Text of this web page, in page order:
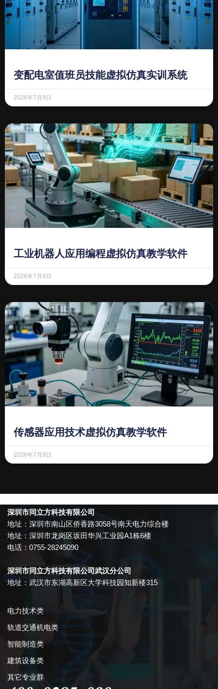
变配电室值班员技能虚拟仿真实训系统
2026年7月9日
工业机器人应用编程虚拟仿真教学软件
2026年7月9日
传感器应用技术虚拟仿真教学软件
2026年7月9日
深圳市同立方科技有限公司
地址：深圳市南山区侨香路3058号南天电力综合楼
地址：深圳市龙岗区坂田华兴工业园A1栋6楼
电话：0755-28245090
深圳市同立方科技有限公司武汉分公司
地址：武汉市东湖高新区大学科技园知新楼315
电力技术类
轨道交通机电类
智能制造类
建筑设备类
其它专业群